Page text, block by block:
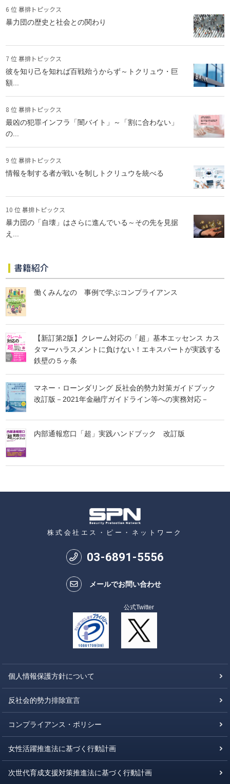
6 位 暴排トピックス
暴力団の歴史と社会との関わり
7 位 暴排トピックス
彼を知り己を知れば百戦殆うからず～トクリュウ・巨
額...
8 位 暴排トピックス
最凶の犯罪インフラ「闇バイト」～「割に合わない」
の...
9 位 暴排トピックス
情報を制する者が戦いを制しトクリュウを統べる
10 位 暴排トピックス
暴力団の「自壊」はさらに進んでいる～その先を見据
え...
書籍紹介
働くみんなの 事例で学ぶコンプライアンス
【新訂第2版】クレーム対応の「超」基本エッセンス カス
タマーハラスメントに負けない！エキスパートが実践する
鉄壁の５ヶ条
マネー・ローンダリング 反社会的勢力対策ガイドブック
改訂版－2021年金融庁ガイドライン等への実務対応－
内部通報窓口「超」実践ハンドブック 改訂版
株式会社エス・ピー・ネットワーク
03-6891-5556
メールでお問い合わせ
公式Twitter
個人情報保護方針について
反社会的勢力排除宣言
コンプライアンス・ポリシー
女性活躍推進法に基づく行動計画
次世代育成支援対策推進法に基づく行動計画